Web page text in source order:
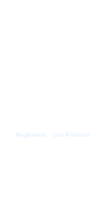
Règlement Les